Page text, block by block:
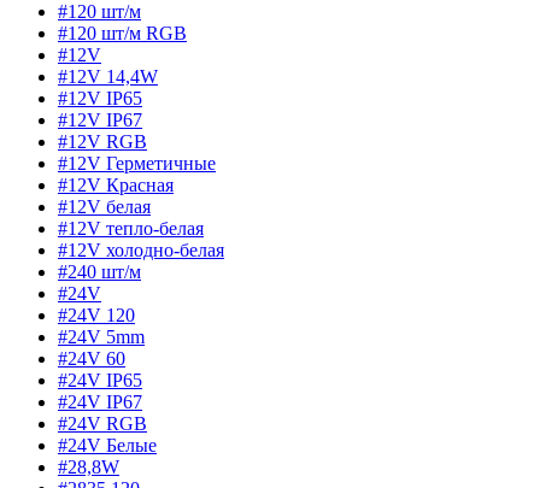
#120 шт/м
#120 шт/м RGB
#12V
#12V 14,4W
#12V IP65
#12V IP67
#12V RGB
#12V Герметичные
#12V Красная
#12V белая
#12V тепло-белая
#12V холодно-белая
#240 шт/м
#24V
#24V 120
#24V 5mm
#24V 60
#24V IP65
#24V IP67
#24V RGB
#24V Белые
#28,8W